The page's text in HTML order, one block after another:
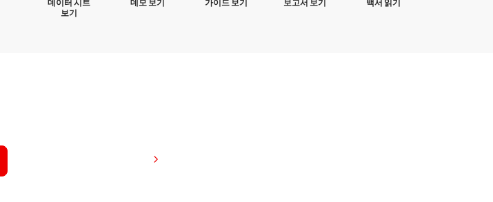
데이터 시트
보기
데모 보기 가이드 보기 보고서 보기 백서 읽기